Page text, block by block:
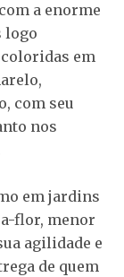
a enorme
logo
em
com seu
nos
em jardins
flor, menor
agilidade e
de quem